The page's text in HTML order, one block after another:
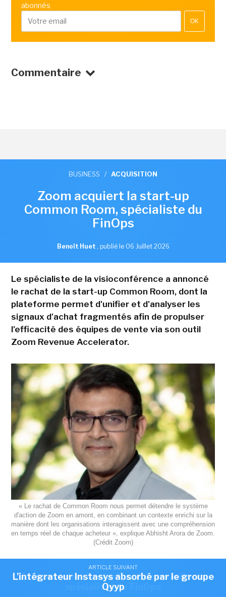
abonnés
OK
Commentaire
ARTICLE SUIVANT
Zoom acquiert la start-up Common Room,
spécialiste du FinOps
BUSINESS / ACQUISITION
Zoom acquiert la start-up
Common Room, spécialiste du
FinOps
Benoît Huet , publié le 06 Juillet 2026
Le spécialiste de la visioconférence a annoncé
le rachat de la start-up Common Room, dont la
plateforme permet d'unifier et d'analyser les
signaux d'achat fragmentés afin de propulser
l'efficacité des équipes de vente via son outil
Zoom Revenue Accelerator.
« Le rachat de Common Room nous permet détendre le système
d'action de Zoom en amont, en combinant un contexte enrichi sur la
manière dont les organisations interagissent avec une compréhension
en temps réel de chaque acheteur », explique Abhisht Arora de Zoom.
(Crédit Zoom)
Zoom annonce avoir conclu un accord définitif pour
acquérir Common Room qui édite une solution,
boostée à l’IA, permettant d'analyser et de
ARTICLE SUIVANT
L'intégrateur Instasys absorbé par le groupe
Qyyp